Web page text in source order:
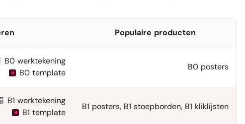
Populaire producten
B0 werktekening
B0 template
B0 posters
B1 werktekening
B1 template
B1 posters, B1 stoepborden, B1 kliklijsten